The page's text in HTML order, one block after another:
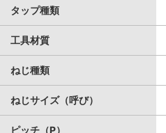
タップ種類
工具材質
ねじ種類
ねじサイズ（呼び）
ピッチ（P）